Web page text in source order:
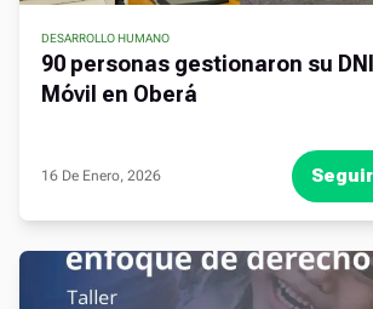
DESARROLLO HUMANO
90 personas gestionaron su
Móvil en Oberá
16 De Enero, 2026